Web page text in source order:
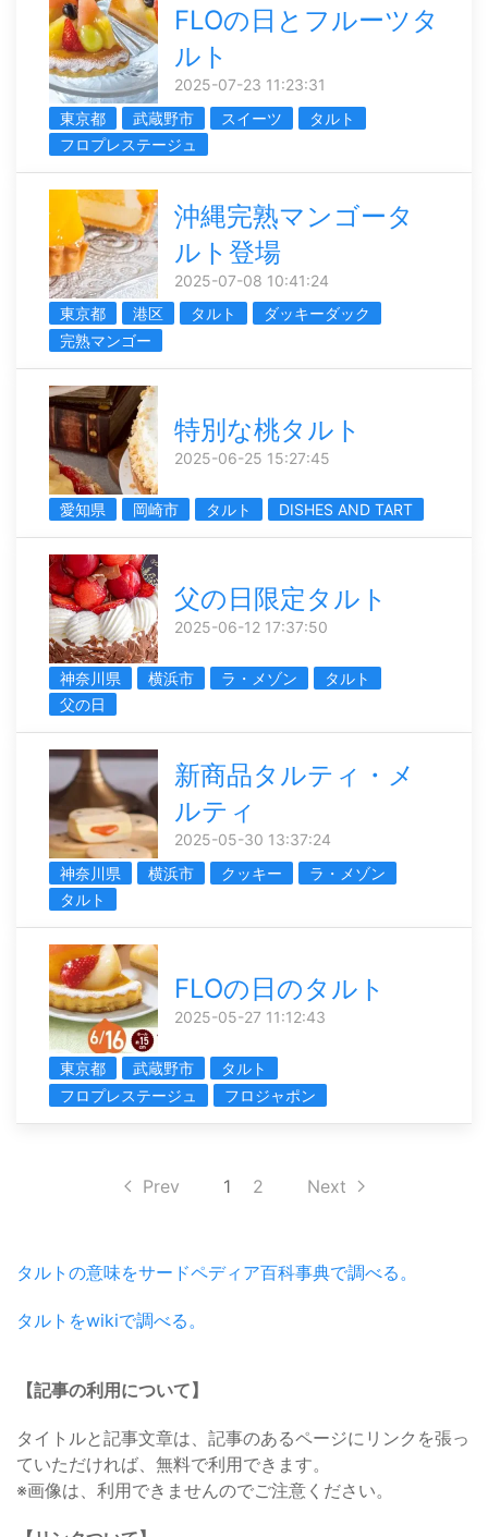
FLOの日とフルーツタ
ルト
2025-07-23 11:23:31
東京都
武蔵野市 スイーツ
タルト
フロプレステージュ
沖縄完熟マンゴータ
ルト登場
2025-07-08 10:41:24
東京都
港区 タルト
ダッキーダック
完熟マンゴー
特別な桃タルト
2025-06-25 15:27:45
愛知県 岡崎市 タルト DISHES AND TART
父の日限定タルト
2025-06-12 17:37:50
神奈川県 横浜市 ラ・メゾン
タルト
父の日
新商品タルティ・メ
ルティ
2025-05-30 13:37:24
神奈川県
横浜市 クッキー
ラ・メゾン
タルト
FLOの日のタルト
2025-05-27 11:12:43
東京都 武蔵野市
タルト
フロプレステージュ
フロジャポン
Prev 1 2 Next
タルトの意味をサードペディア百科事典で調べる。
タルトをwikiで調べる。
【記事の利用について】
タイトルと記事文章は、記事のあるページにリンクを張っ
ていただければ、無料で利用できます。
※画像は、利用できませんのでご注意ください。